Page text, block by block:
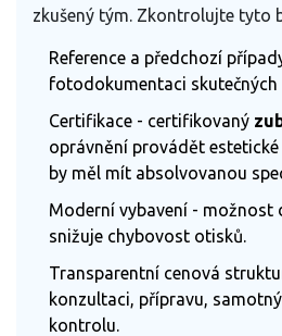
zkušený tým. Zkontrolujte tyto
Reference a předchozí
fotodokumentaci skutečných
Certifikace - certifikovaný
oprávnění provádět
by měl mít absolvovanou
Moderní vybavení - možnost
snižuje chybovost otisků.
Transparentní cenová
konzultaci, přípravu,
kontrolu.